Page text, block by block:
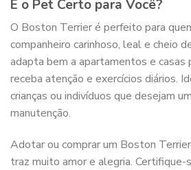
É o Pet Certo para Você?
O Boston Terrier é perfeito para
companheiro carinhoso, leal e cheio
adapta bem a apartamentos e casas
receba atenção e exercícios diários.
crianças ou indivíduos que desejam
manutenção.
Adotar ou comprar um Boston
traz muito amor e alegria. Certifique-